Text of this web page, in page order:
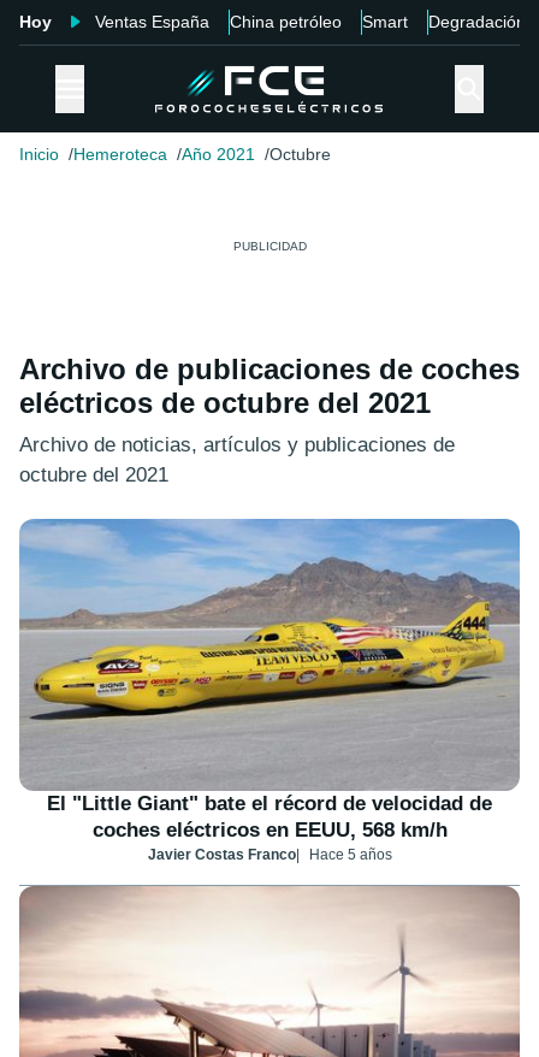
Hoy Ventas España China petróleo Smart Degradación
Inicio Hemeroteca Año 2021 Octubre
Archivo de publicaciones de coches
eléctricos de octubre del 2021
Archivo de noticias, artículos y publicaciones de
octubre del 2021
El "Little Giant" bate el récord de velocidad de
coches eléctricos en EEUU, 568 km/h
Javier Costas Franco Hace 5 años